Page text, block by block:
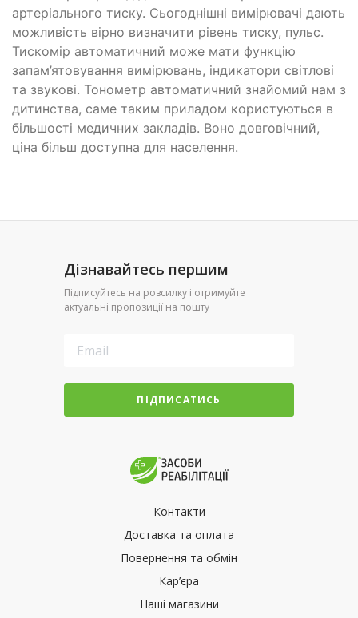
артеріального тиску. Сьогоднішні вимірювачі дають
можливість вірно визначити рівень тиску, пульс.
Тискомір автоматичний може мати функцію
запам’ятовування вимірювань, індикатори світлові
та звукові. Тонометр автоматичний знайомий нам з
дитинства, саме таким приладом користуються в
більшості медичних закладів. Воно довговічний,
ціна більш доступна для населення.
Дізнавайтесь першим
Підписуйтесь на розсилку і отримуйте
актуальні пропозиції на пошту
ПІДПИСАТИСЬ
Контакти
Доставка та оплата
Повернення та обмін
Кар’єра
Наші магазини